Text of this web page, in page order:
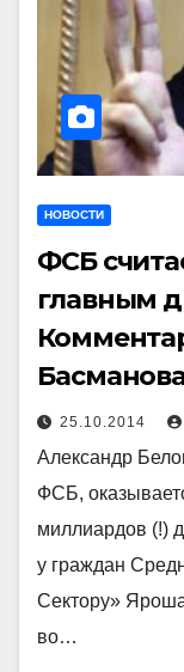
НОВОСТИ
ФСБ
главным
25.10.2014
Александр
ФСБ,
миллиардов (!)
у граждан
Сектору»
во…